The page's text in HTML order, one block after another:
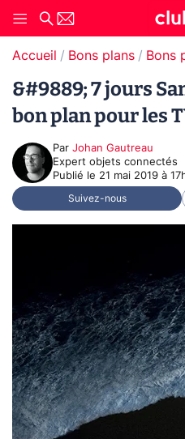
Accueil Bons plans Bons
&#9889; 7 jours
bon plan pour les
Par Johan Gautreau
Expert objets connectés
Publié le 21 mai 2019 à
Suivez-nous